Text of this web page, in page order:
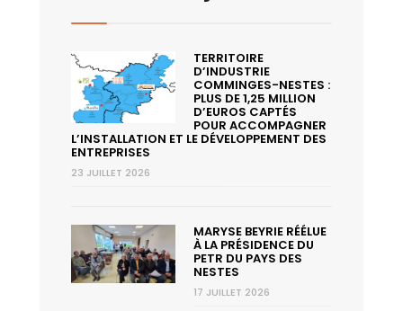
TERRITOIRE
D’INDUSTRIE
COMMINGES-NESTES :
PLUS DE 1,25 MILLION
D’EUROS CAPTÉS
POUR ACCOMPAGNER
L’INSTALLATION ET LE DÉVELOPPEMENT DES
ENTREPRISES
23 JUILLET 2026
MARYSE BEYRIE RÉÉLUE
À LA PRÉSIDENCE DU
PETR DU PAYS DES
NESTES
17 JUILLET 2026